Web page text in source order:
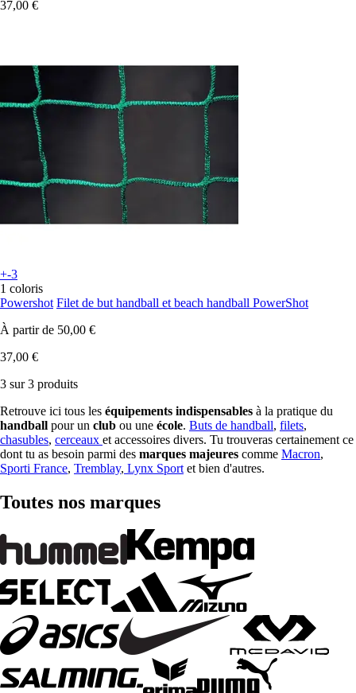
37,00 €
+-3
1 coloris
Powershot Filet de but handball et beach handball PowerShot
À partir de 50,00 €
37,00 €
3 sur 3 produits
Retrouve ici tous les équipements indispensables à la pratique du
handball pour un club ou une école. Buts de handball, filets,
chasubles, cerceaux et accessoires divers. Tu trouveras certainement ce
dont tu as besoin parmi des marques majeures comme Macron,
Sporti France, Tremblay, Lynx Sport et bien d'autres.
Toutes nos marques